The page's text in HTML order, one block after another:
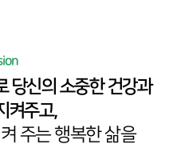
당신의 소중한 건강과
켜주고,
주는 행복한 삶을